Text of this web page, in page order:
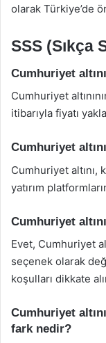
olarak Türkiye’de
SSS (Sıkça
Cumhuriyet
Cumhuriyet
itibarıyla fiyatı
Cumhuriyet
Cumhuriyet altını,
yatırım
Cumhuriyet
Evet, Cumhuriyet
seçenek olarak
koşulları dikkate
Cumhuriyet
fark nedir?